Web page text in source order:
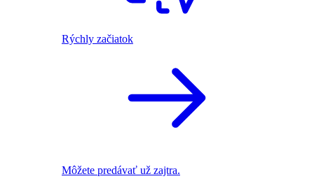
Rýchly začiatok
Môžete predávať už zajtra.